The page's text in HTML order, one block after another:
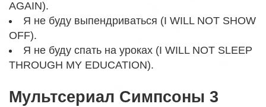
AGAIN).
Я не буду выпендриваться (I WILL NOT SHOW
OFF).
Я не буду спать на уроках (I WILL NOT SLEEP
THROUGH MY EDUCATION).
Мультсериал Симпсоны 3